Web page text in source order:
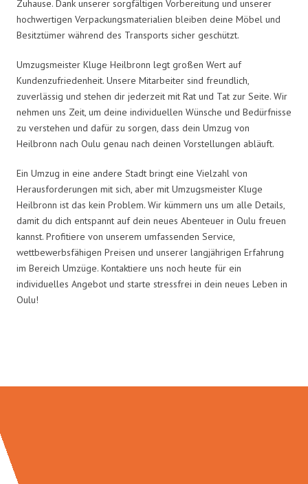
Zuhause. Dank unserer sorgfältigen Vorbereitung und unserer
hochwertigen Verpackungsmaterialien bleiben deine Möbel und
Besitztümer während des Transports sicher geschützt.
Umzugsmeister Kluge Heilbronn legt großen Wert auf
Kundenzufriedenheit. Unsere Mitarbeiter sind freundlich,
zuverlässig und stehen dir jederzeit mit Rat und Tat zur Seite. Wir
nehmen uns Zeit, um deine individuellen Wünsche und Bedürfnisse
zu verstehen und dafür zu sorgen, dass dein Umzug von
Heilbronn nach Oulu genau nach deinen Vorstellungen abläuft.
Ein Umzug in eine andere Stadt bringt eine Vielzahl von
Herausforderungen mit sich, aber mit Umzugsmeister Kluge
Heilbronn ist das kein Problem. Wir kümmern uns um alle Details,
damit du dich entspannt auf dein neues Abenteuer in Oulu freuen
kannst. Profitiere von unserem umfassenden Service,
wettbewerbsfähigen Preisen und unserer langjährigen Erfahrung
im Bereich Umzüge. Kontaktiere uns noch heute für ein
individuelles Angebot und starte stressfrei in dein neues Leben in
Oulu!